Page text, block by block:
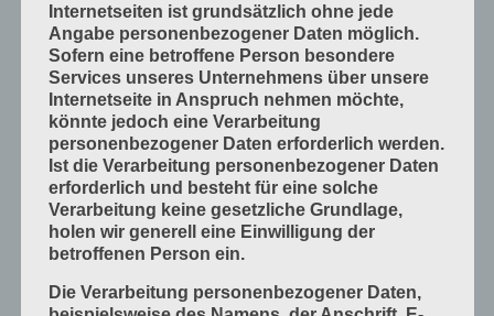
Druckverarbeitung
Arbeitsabläufe im Betrieb
Bogen falzen
Bogen schneiden
Einbandmaterialien
Papier, Karton, Pappe, Kunststoffe
Produkte fügen
Produkte handwerklich herstellen
Produkte industriell herstellen
Internetseiten ist grundsätzlich ohne jede
Angabe personenbezogener Daten möglich.
Sofern eine betroffene Person besondere
Services unseres Unternehmens über unsere
Internetseite in Anspruch nehmen möchte,
könnte jedoch eine Verarbeitung
personenbezogener Daten erforderlich werden.
Ist die Verarbeitung personenbezogener Daten
erforderlich und besteht für eine solche
Verarbeitung keine gesetzliche Grundlage,
holen wir generell eine Einwilligung der
betroffenen Person ein.
Die Verarbeitung personenbezogener Daten,